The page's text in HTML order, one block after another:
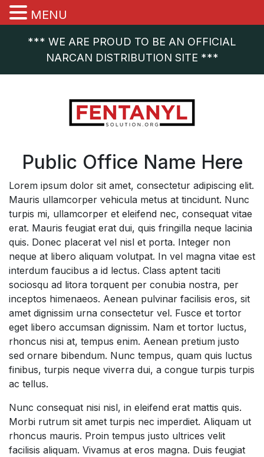
*** WE ARE PROUD TO BE AN OFFICIAL
NARCAN DISTRIBUTION SITE ***
Public Office Name Here
Lorem ipsum dolor sit amet, consectetur adipiscing elit.
Mauris ullamcorper vehicula metus at tincidunt. Nunc
turpis mi, ullamcorper et eleifend nec, consequat vitae
erat. Mauris feugiat erat dui, quis fringilla neque lacinia
quis. Donec placerat vel nisl et porta. Integer non
neque at libero aliquam volutpat. In vel magna vitae est
interdum faucibus a id lectus. Class aptent taciti
sociosqu ad litora torquent per conubia nostra, per
inceptos himenaeos. Aenean pulvinar facilisis eros, sit
amet dignissim urna consectetur vel. Fusce et tortor
eget libero accumsan dignissim. Nam et tortor luctus,
rhoncus nisi at, tempus enim. Aenean pretium justo
sed ornare bibendum. Nunc tempus, quam quis luctus
finibus, turpis neque viverra dui, a congue turpis turpis
ac tellus.
Nunc consequat nisi nisl, in eleifend erat mattis quis.
Morbi rutrum sit amet turpis nec imperdiet. Aliquam ut
rhoncus mauris. Proin tempus justo ultrices velit
facilisis aliquam. Vivamus at eros magna. Duis feugiat
MENU